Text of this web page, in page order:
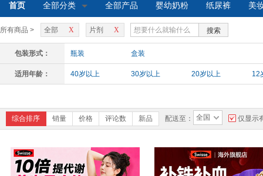
首页 全部分类 全部产品 婴幼奶粉 纸尿裤 美
所有商品 > X
全部 X
片剂 搜索
包装形式： 瓶装 盒装
适用年龄： 40岁以上 30岁以上 20岁以上 12
综合排序 销量 价格 评论数 新品 配送至： 全国 仅显示